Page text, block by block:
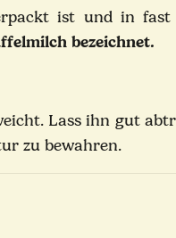
ist und in fast
bezeichnet.
Lass ihn gut
zu bewahren.